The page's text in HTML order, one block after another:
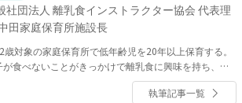
社団法人 離乳食インストラクター協会 代表理
田家庭保育所施設長
歳対象の家庭保育所で低年齢児を20年以上保育する。
が食べないことがきっかけで離乳食に興味を持ち、離
インストラクター協会を設立。現在は、保育士のやわ
い目線での離乳食の進め方、和の離乳食の作り方の講
執筆記事一覧